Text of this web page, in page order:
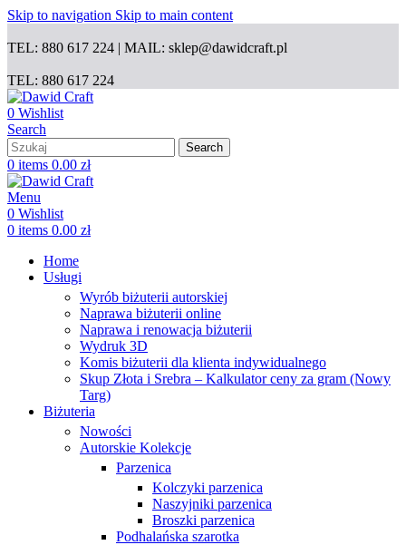
Skip to navigation Skip to main content
TEL: 880 617 224 | MAIL: sklep@dawidcraft.pl
TEL: 880 617 224
0 Wishlist
Search
Search
0 items 0.00 zł
Menu
0 Wishlist
0 items 0.00 zł
Home
Usługi
Wyrób biżuterii autorskiej
Naprawa biżuterii online
Naprawa i renowacja biżuterii
Wydruk 3D
Komis biżuterii dla klienta indywidualnego
Skup Złota i Srebra – Kalkulator ceny za gram (Nowy
Targ)
Biżuteria
Nowości
Autorskie Kolekcje
Parzenica
Kolczyki parzenica
Naszyjniki parzenica
Broszki parzenica
Podhalańska szarotka